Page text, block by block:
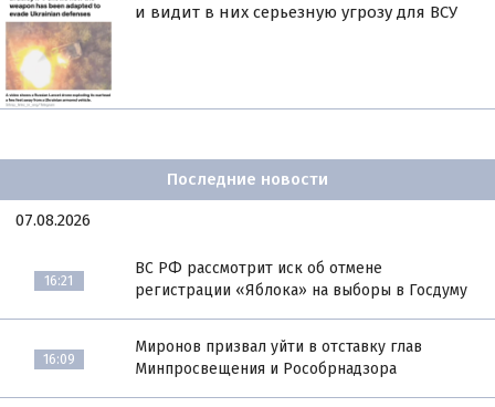
и видит в них серьезную угрозу для ВСУ
Последние новости
07.08.2026
16:21
ВС РФ рассмотрит иск об отмене
регистрации «Яблока» на выборы в Госдуму
16:09
Миронов призвал уйти в отставку глав
Минпросвещения и Рособрнадзора